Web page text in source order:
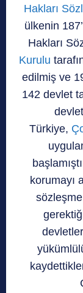
Hakları
ülkenin
Hakları
Kurulu
edilmiş ve
142 devlet
Türkiye,
korumayı